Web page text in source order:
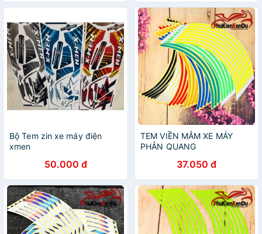
Bộ Tem zin xe máy điện
xmen
50.000 đ
TEM VIỀN MÂM XE MÁY
PHẢN QUANG
37.050 đ